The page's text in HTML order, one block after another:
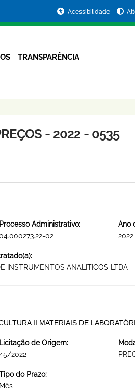
Acessibilidade
TRANSPARÊNCIA
- 2022 - 0535
Processo Administrativo:
02
Ano
2022
INSTRUMENTOS ANALITICOS LTDA
II MATERIAIS DE
Licitação de Origem:
2022
do Prazo:
Mês